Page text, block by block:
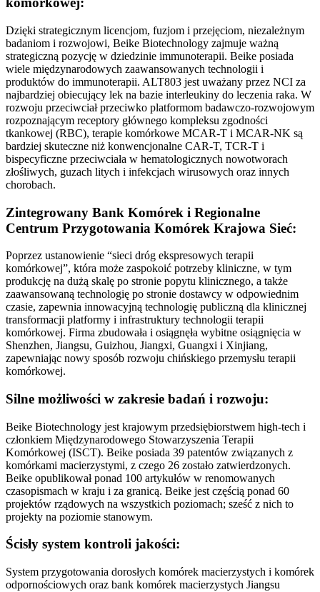
Dzięki strategicznym licencjom, fuzjom i przejęciom, niezależnym
badaniom i rozwojowi, Beike Biotechnology zajmuje ważną
strategiczną pozycję w dziedzinie immunoterapii. Beike posiada
wiele międzynarodowych zaawansowanych technologii i
produktów do immunoterapii. ALT803 jest uważany przez NCI za
najbardziej obiecujący lek na bazie interleukiny do leczenia raka. W
rozwoju przeciwciał przeciwko platformom badawczo-rozwojowym
rozpoznającym receptory głównego kompleksu zgodności
tkankowej (RBC), terapie komórkowe MCAR-T i MCAR-NK są
bardziej skuteczne niż konwencjonalne CAR-T, TCR-T i
bispecyficzne przeciwciała w hematologicznych nowotworach
złośliwych, guzach litych i infekcjach wirusowych oraz innych
chorobach.
Zintegrowany Bank Komórek i Regionalne
Centrum Przygotowania Komórek Krajowa Sieć:
Poprzez ustanowienie “sieci dróg ekspresowych terapii
komórkowej”, która może zaspokoić potrzeby kliniczne, w tym
produkcję na dużą skalę po stronie popytu klinicznego, a także
zaawansowaną technologię po stronie dostawcy w odpowiednim
czasie, zapewnia innowacyjną technologię publiczną dla klinicznej
transformacji platformy i infrastruktury technologii terapii
komórkowej. Firma zbudowała i osiągnęła wybitne osiągnięcia w
Shenzhen, Jiangsu, Guizhou, Jiangxi, Guangxi i Xinjiang,
zapewniając nowy sposób rozwoju chińskiego przemysłu terapii
komórkowej.
Silne możliwości w zakresie badań i rozwoju:
Beike Biotechnology jest krajowym przedsiębiorstwem high-tech i
członkiem Międzynarodowego Stowarzyszenia Terapii
Komórkowej (ISCT). Beike posiada 39 patentów związanych z
komórkami macierzystymi, z czego 26 zostało zatwierdzonych.
Beike opublikował ponad 100 artykułów w renomowanych
czasopismach w kraju i za granicą. Beike jest częścią ponad 60
projektów rządowych na wszystkich poziomach; sześć z nich to
projekty na poziomie stanowym.
Ścisły system kontroli jakości:
System przygotowania dorosłych komórek macierzystych i komórek
odpornościowych oraz bank komórek macierzystych Jiangsu